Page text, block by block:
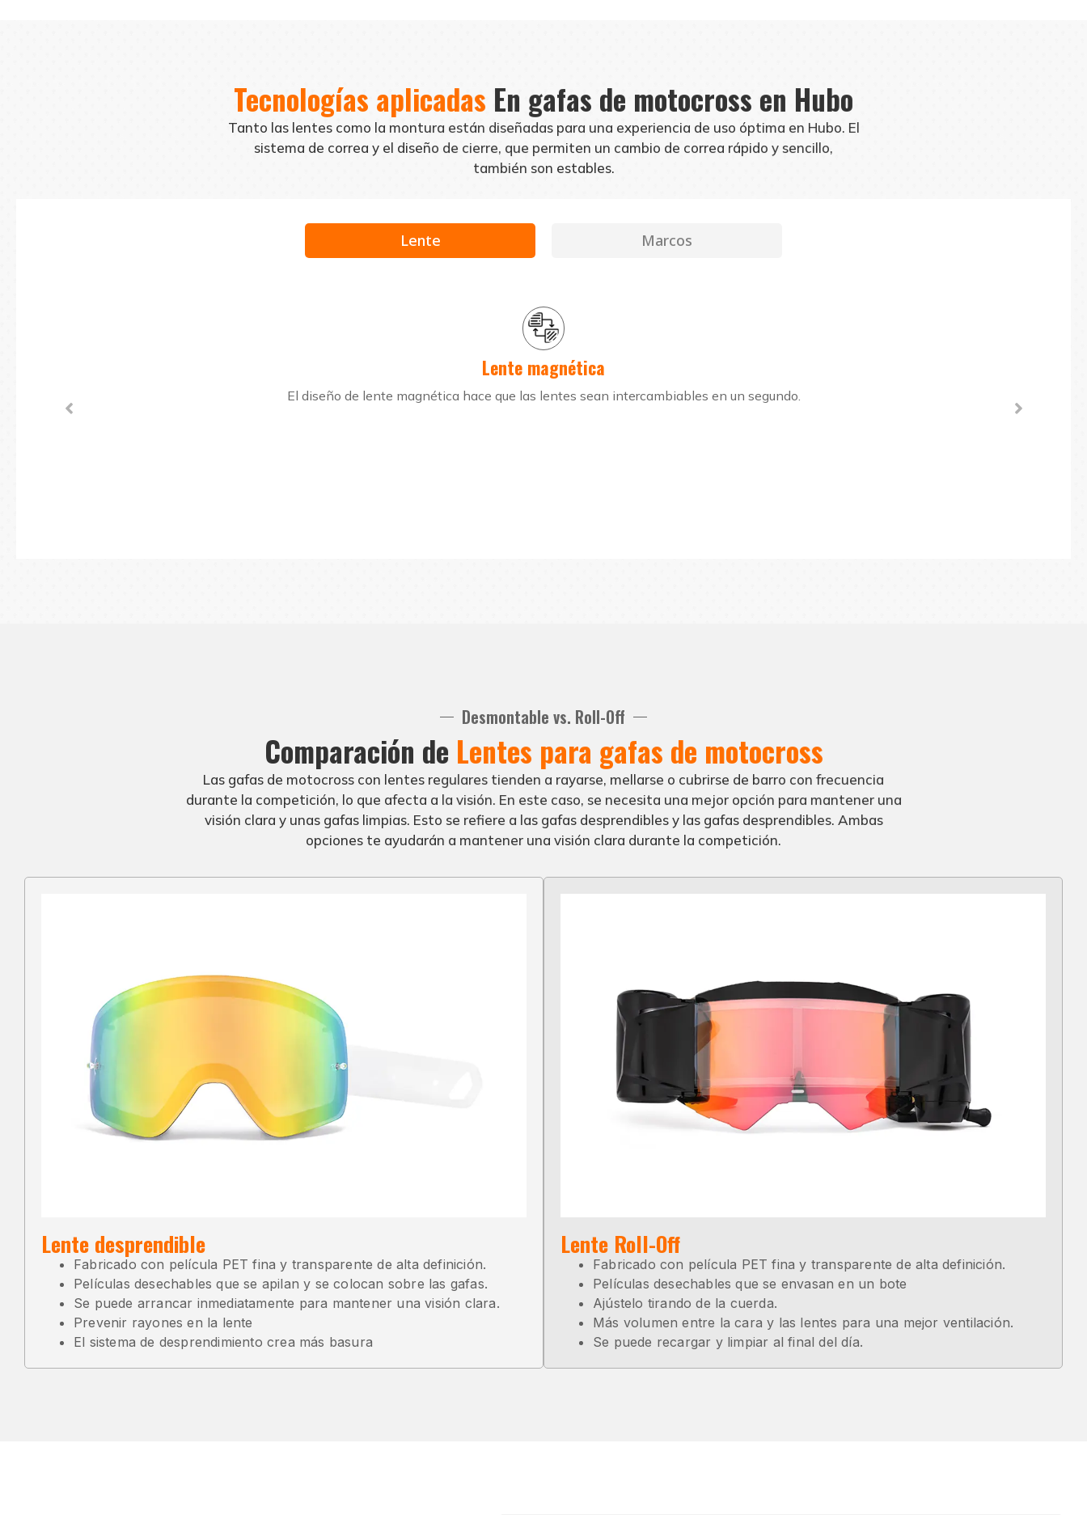
Tecnologías aplicadas En gafas de motocross en Hubo
Tanto las lentes como la montura están diseñadas para una experiencia de uso óptima en Hubo. El
sistema de correa y el diseño de cierre, que permiten un cambio de correa rápido y sencillo,
también son estables.
Lente Marcos
Lente magnética
El diseño de lente magnética hace que las lentes sean intercambiables en un segundo.
Disponemos de marcos duales de PC+TPU, que son más sólidos y duraderos.
Desmontable vs. Roll-Off
Comparación de Lentes para gafas de motocross
Las gafas de motocross con lentes regulares tienden a rayarse, mellarse o cubrirse de barro con frecuencia
durante la competición, lo que afecta a la visión. En este caso, se necesita una mejor opción para mantener una
visión clara y unas gafas limpias. Esto se refiere a las gafas desprendibles y las gafas desprendibles. Ambas
opciones te ayudarán a mantener una visión clara durante la competición.
Lente desprendible
Fabricado con película PET fina y transparente de alta definición.
Películas desechables que se apilan y se colocan sobre las gafas.
Se puede arrancar inmediatamente para mantener una visión clara.
Prevenir rayones en la lente
El sistema de desprendimiento crea más basura
Lente Roll-Off
Fabricado con película PET fina y transparente de alta definición.
Películas desechables que se envasan en un bote
Ajústelo tirando de la cuerda.
Más volumen entre la cara y las lentes para una mejor ventilación.
Se puede recargar y limpiar al final del día.